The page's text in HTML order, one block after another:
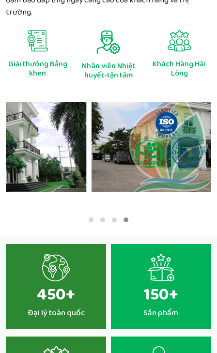
trường.
Giải thưởng Bằng
khen
Nhân viên Nhiệt
huyết-tận tâm
Khách Hàng Hài
Lòng
450+
Đại lý toàn quốc
150+
Sản phẩm